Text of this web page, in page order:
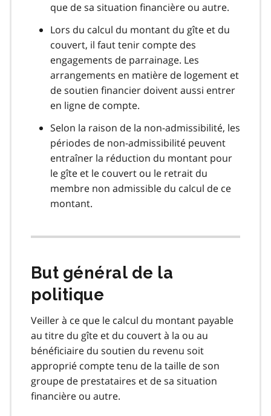
que de sa situation financière ou autre.
Lors du calcul du montant du gîte et du
couvert, il faut tenir compte des
engagements de parrainage. Les
arrangements en matière de logement et
de soutien financier doivent aussi entrer
en ligne de compte.
Selon la raison de la non-admissibilité, les
périodes de non-admissibilité peuvent
entraîner la réduction du montant pour
le gîte et le couvert ou le retrait du
membre non admissible du calcul de ce
montant.
But général de la
politique
Veiller à ce que le calcul du montant payable
au titre du gîte et du couvert à la ou au
bénéficiaire du soutien du revenu soit
approprié compte tenu de la taille de son
groupe de prestataires et de sa situation
financière ou autre.